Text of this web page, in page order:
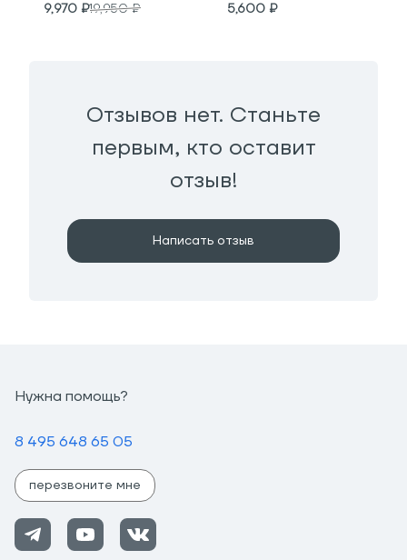
9,970 ₽19,950₽ 5,600 ₽
Отзывов нет. Станьте
первым, кто оставит
отзыв!
Написать отзыв
Нужна помощь?
8 495 648 65 05
перезвоните мне